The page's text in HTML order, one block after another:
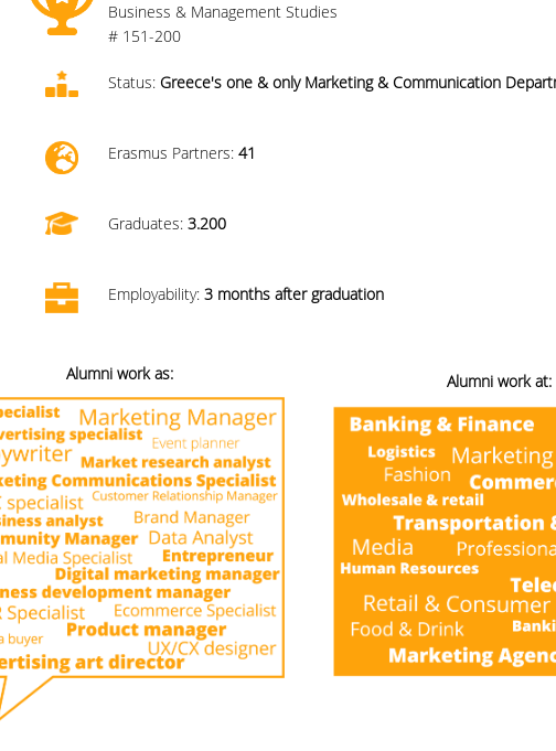
Business & Management Studies
# 151-200
Status: Greece's one & only Marketing & Communication
Erasmus Partners: 41
Graduates: 3.200
Employability: 3 months after graduation
Alumni work as: Alumni work at: